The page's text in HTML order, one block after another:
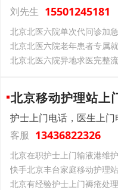
刘先生 15501245181
北京北医六院单次代问诊加
北京北医六院老年患者专属
北京北医六院异地求医完整
北京移动护理站上
护士上门电话，医生上
客服 13436822326